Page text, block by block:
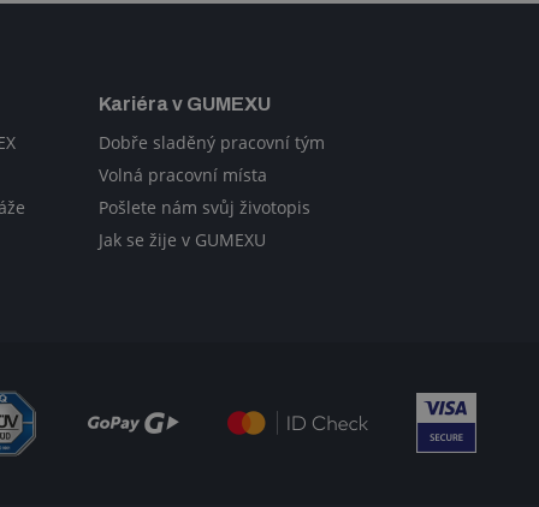
Kariéra v GUMEXU
Dobře sladěný pracovní tým
Volná pracovní místa
Pošlete nám svůj životopis
Jak se žije v GUMEXU